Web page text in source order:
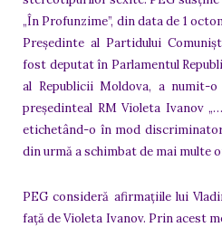
„În Profunzime”, din data de 1
Președinte al Partidului
fost deputat în Parlamentul
al Republicii Moldova, a numit-
președinteal RM Violeta Ivanov „…
etichetând-o în mod
din urmă a schimbat de mai multe
PEG consideră afirmațiile lui
față de Violeta Ivanov. Prin acest